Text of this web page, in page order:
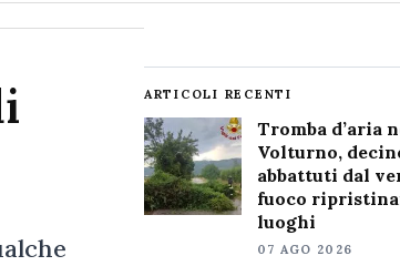
ARTICOLI RECENTI
Tromba d’aria
Volturno,
abbattuti dal
fuoco
luoghi
07 AGO 2026